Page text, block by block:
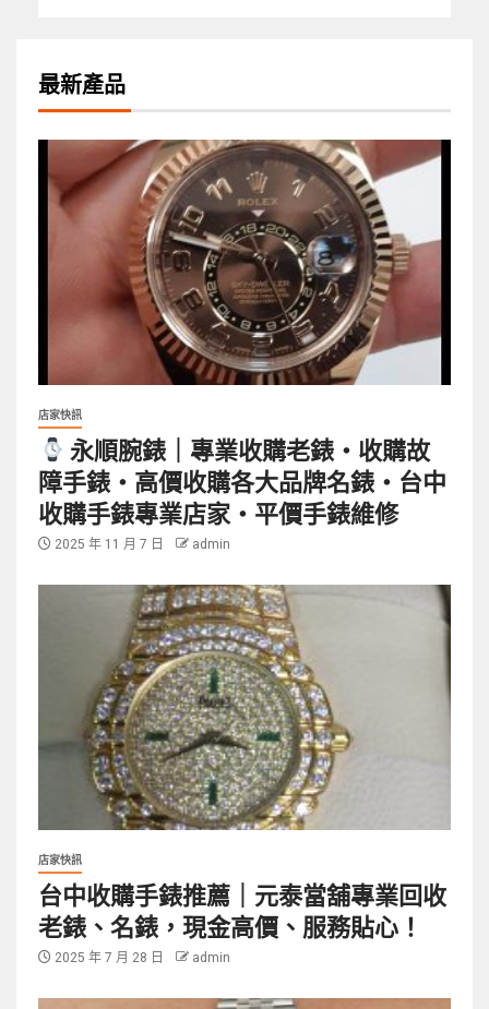
最新產品
店家快訊
永順腕錶｜專業收購老錶・收購故
障手錶・高價收購各大品牌名錶・台中
收購手錶專業店家・平價手錶維修
2025 年 11 月 7 日 admin
店家快訊
台中收購手錶推薦｜元泰當舖專業回收
老錶、名錶，現金高價、服務貼心！
2025 年 7 月 28 日 admin